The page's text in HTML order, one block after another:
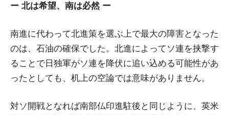
ー 北は希望、南は必然 ー
南進に代わって北進策を選ぶ上で最大の障害となった
のは、石油の確保でした。北進によってソ連を挟撃す
ることで日独軍がソ連を降伏に追い込める可能性があ
ったとしても、机上の空論では意味がありません。
対ソ開戦となれば南部仏印進駐後と同じように、英米